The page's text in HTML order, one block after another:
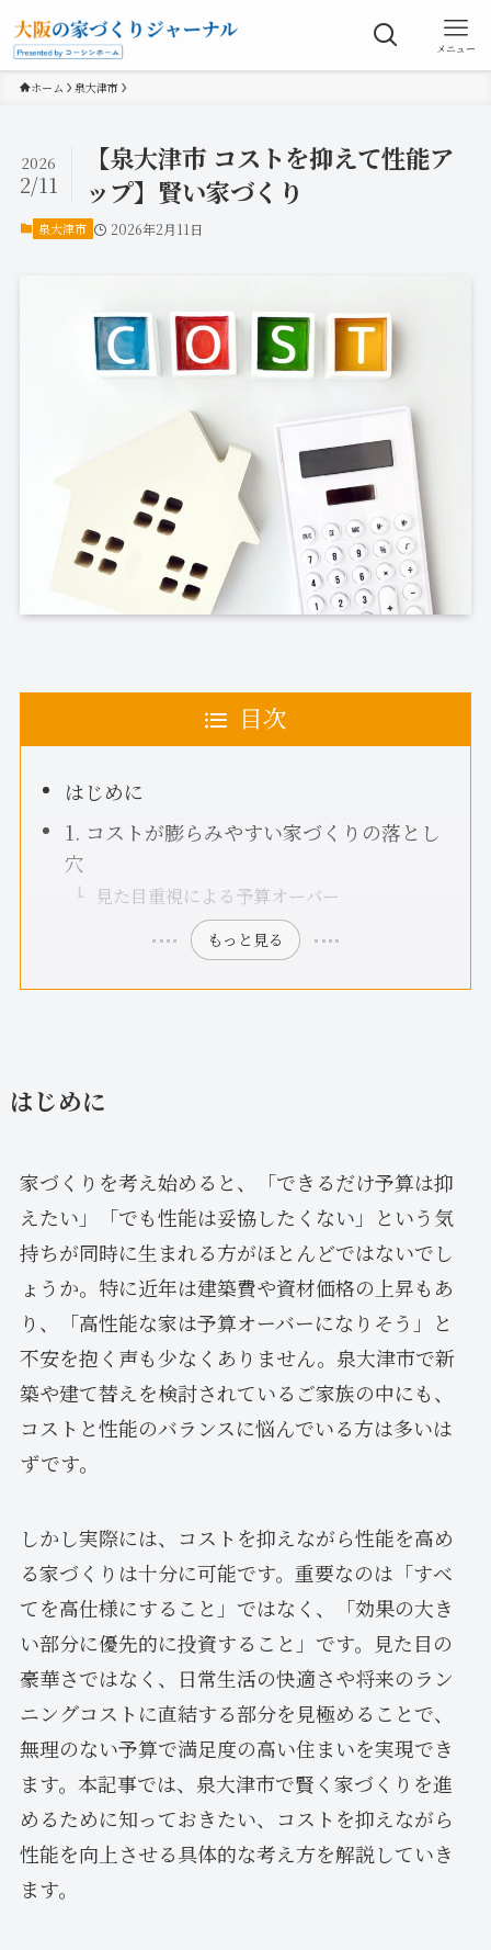
メニュー
ホーム 泉大津市
【泉大津市 コストを抑えて性能ア
ップ】賢い家づくり
2026
2/11
泉大津市 2026年2月11日
目次
はじめに
1. コストが膨らみやすい家づくりの落とし
穴
見た目重視による予算オーバー
もっと見る
はじめに
家づくりを考え始めると、「できるだけ予算は抑
えたい」「でも性能は妥協したくない」という気
持ちが同時に生まれる方がほとんどではないでし
ょうか。特に近年は建築費や資材価格の上昇もあ
り、「高性能な家は予算オーバーになりそう」と
不安を抱く声も少なくありません。泉大津市で新
築や建て替えを検討されているご家族の中にも、
コストと性能のバランスに悩んでいる方は多いは
ずです。
しかし実際には、コストを抑えながら性能を高め
る家づくりは十分に可能です。重要なのは「すべ
てを高仕様にすること」ではなく、「効果の大き
い部分に優先的に投資すること」です。見た目の
豪華さではなく、日常生活の快適さや将来のラン
ニングコストに直結する部分を見極めることで、
無理のない予算で満足度の高い住まいを実現でき
ます。本記事では、泉大津市で賢く家づくりを進
めるために知っておきたい、コストを抑えながら
性能を向上させる具体的な考え方を解説していき
ます。